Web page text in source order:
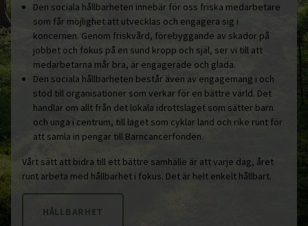
Den sociala hållbarheten innebär för oss friska medarbetare
som får möjlighet att utvecklas och engagera sig i
koncernen. Genom friskvård, förebyggande av skador på
jobbet och fokus på en sund kropp och själ, ser vi till att
medarbetarna mår bra, är engagerade och glada.
Den sociala hållbarheten består även av engagemang i och
stöd till organisationer som verkar för en bättre värld. Det
handlar om allt från det lokala idrottslaget som sätter barn
och unga i centrum, till laget som cyklar land och rike runt för
att samla in pengar till Barncancerfonden.
Vårt sätt att bidra till ett bättre samhälle är att varje dag, året
runt arbeta med hållbarhet i fokus. Det är helt enkelt hållbart.
HÅLLBARHET